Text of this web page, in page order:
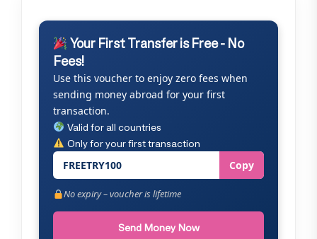
Your First Transfer is Free - No
Fees!
Use this voucher to enjoy zero fees when
sending money abroad for your first
transaction.
Valid for all countries
Only for your first transaction
FREETRY100 Copy
No expiry – voucher is lifetime
Send Money Now